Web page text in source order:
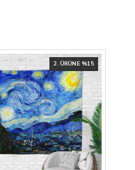
2. ÜRÜNE %15